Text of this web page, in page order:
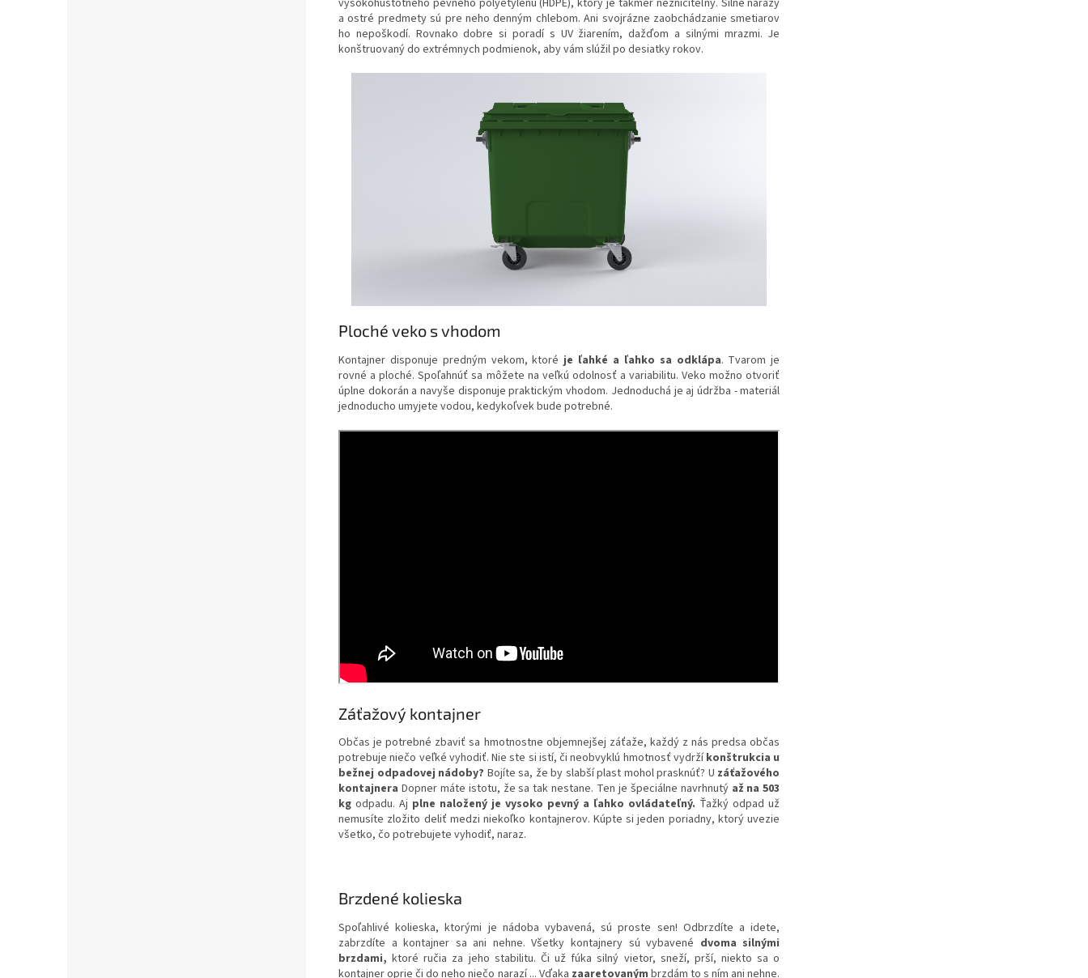
a ostré predmety sú pre neho denným chlebom. Ani svojrázne zaobchádzanie smetiarov
ho nepoškodí. Rovnako dobre si poradí s UV žiarením, dažďom a silnými mrazmi. Je
konštruovaný do extrémnych podmienok, aby vám slúžil po desiatky rokov.
Ploché veko s vhodom
Kontajner disponuje predným vekom, ktoré je ľahké a ľahko sa odklápa. Tvarom je
rovné a ploché. Spoľahnúť sa môžete na veľkú odolnosť a variabilitu. Veko možno otvoriť
úplne dokorán a navyše disponuje praktickým vhodom. Jednoduchá je aj údržba - materiál
jednoducho umyjete vodou, kedykoľvek bude potrebné.
Záťažový kontajner
Občas je potrebné zbaviť sa hmotnostne objemnejšej záťaže, každý z nás predsa občas
potrebuje niečo veľké vyhodiť. Nie ste si istí, či neobvyklú hmotnosť vydržíkonštrukcia u
bežnej odpadovej nádoby? Bojíte sa, že by slabší plast moholprasknúť? U záťažového
kontajnera Dopner máte istotu, že sa tak nestane. Ten je špeciálne navrhnutý až na 503
kg odpadu.Aj plne naložený je vysoko pevný a ľahko ovládateľný. Ťažký odpad už
nemusíte zložito deliť medzi niekoľko kontajnerov. Kúpte si jeden poriadny,ktorý uvezie
všetko, čo potrebujete vyhodiť, naraz.
Brzdené kolieska
Spoľahlivé kolieska, ktorými je nádoba vybavená, sú proste sen! Odbrzdíte a idete,
zabrzdíte a kontajner sa ani nehne. Všetky kontajnery sú vybavené dvoma silnými
brzdami, ktoré ručia za jeho stabilitu. Či už fúka silný vietor, sneží, prší, niekto sa o
kontajner oprie či do neho niečo narazí ... Vďaka zaaretovaným brzdám tos ním ani nehne.